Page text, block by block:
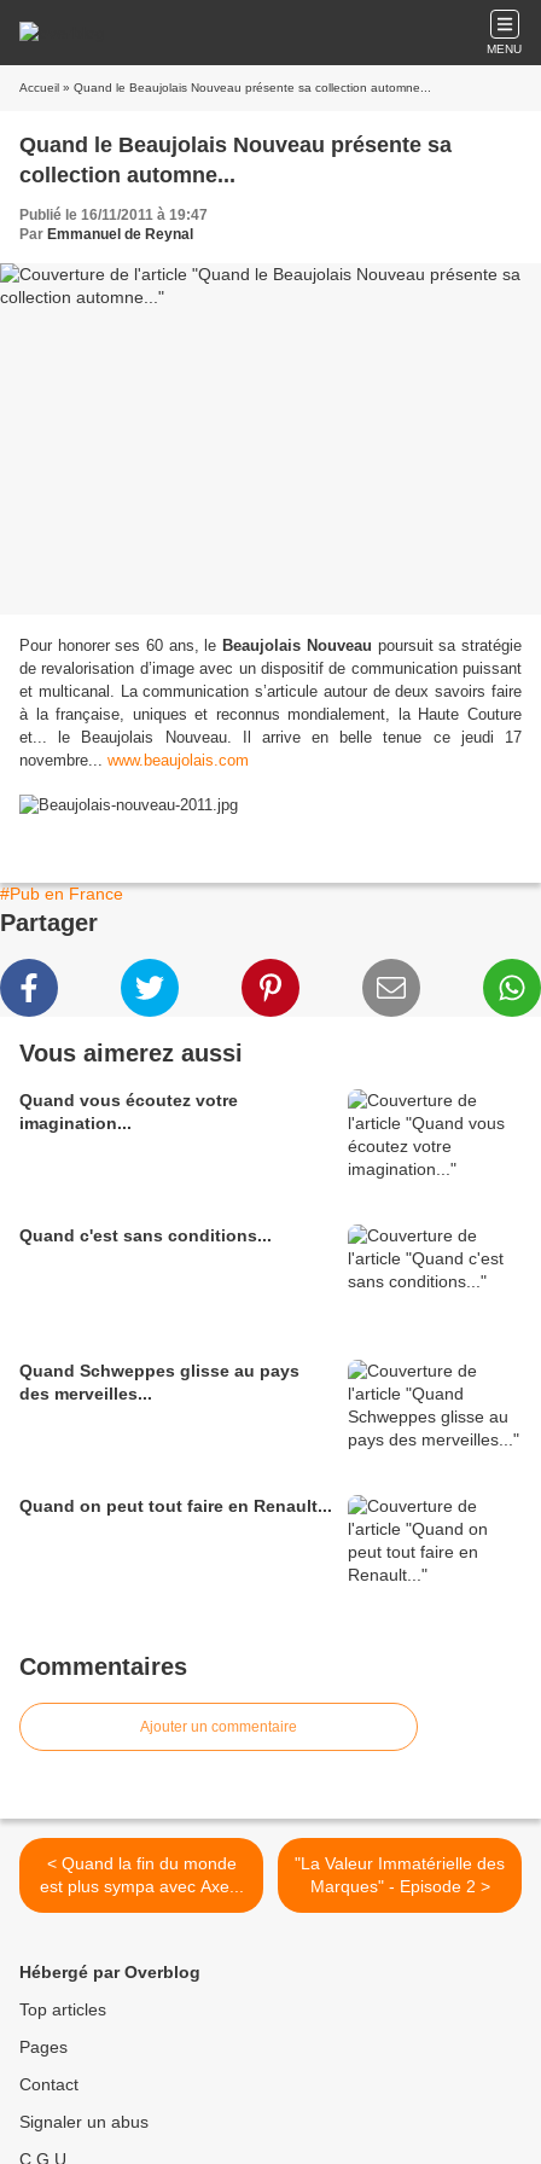
MENU
Accueil » Quand le Beaujolais Nouveau présente sa collection automne...
Quand le Beaujolais Nouveau présente sa
collection automne...
Publié le 16/11/2011 à 19:47
Par Emmanuel de Reynal
Pour honorer ses 60 ans, le Beaujolais Nouveau poursuit sa stratégie
de revalorisation d’image avec un dispositif de communication puissant
et multicanal. La communication s’articule autour de deux savoirs faire
à la française, uniques et reconnus mondialement, la Haute Couture
et... le Beaujolais Nouveau. Il arrive en belle tenue ce jeudi 17
novembre... www.beaujolais.com
#Pub en France
Partager
Vous aimerez aussi
Quand vous écoutez votre
imagination...
Quand c'est sans conditions...
Quand Schweppes glisse au pays
des merveilles...
Quand on peut tout faire en Renault...
Commentaires
Ajouter un commentaire
< Quand la fin du monde
est plus sympa avec Axe...
"La Valeur Immatérielle des
Marques" - Episode 2 >
Hébergé par Overblog
Top articles
Pages
Contact
Signaler un abus
C.G.U.